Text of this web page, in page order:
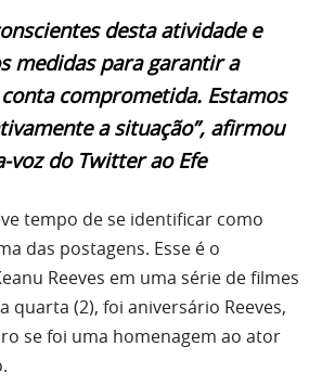
desta atividade e
medidas para garantir a
comprometida. Estamos
a situação”, afirmou
voz do Twitter ao Efe
tempo de se identificar como
das postagens. Esse é o
Reeves em uma série de filmes
quarta (2), foi aniversário Reeves,
se foi uma homenagem ao ator